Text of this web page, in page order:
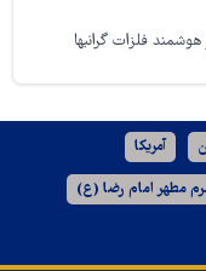
هوشمند فلزات گرانبها
آمریکا
مطهر امام رضا (ع)